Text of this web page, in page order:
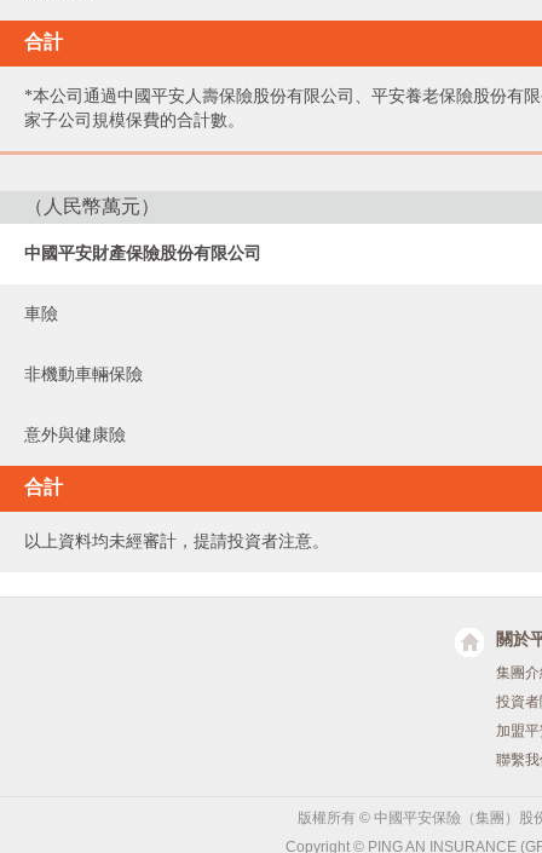
合計
*本公司通過中國平安人壽保險股份有限公司、平安養老保險股份有
家子公司規模保費的合計數。
（人民幣萬元）
中國平安財產保險股份有限公司
車險
非機動車輛保險
意外與健康險
合計
以上資料均未經審計，提請投資者注意。
關於
集團
投資
加盟
聯繫
版權所有 © 中國平安保險（集團）股
Copyright © PING AN INSURANCE